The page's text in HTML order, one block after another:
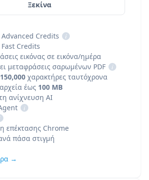
Ξεκίνα
Advanced Credits
i
Fast Credits
εικόνας σε εικόνα/ημέρα
μεταφράσεις σαρωμένων PDF
i
150,000 χαρακτήρες ταυτόχρονα
έως 100 MB
ανίχνευση AI
i
επέκτασης Chrome
πάσα στιγμή
→